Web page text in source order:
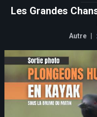
Les Grandes
Autre